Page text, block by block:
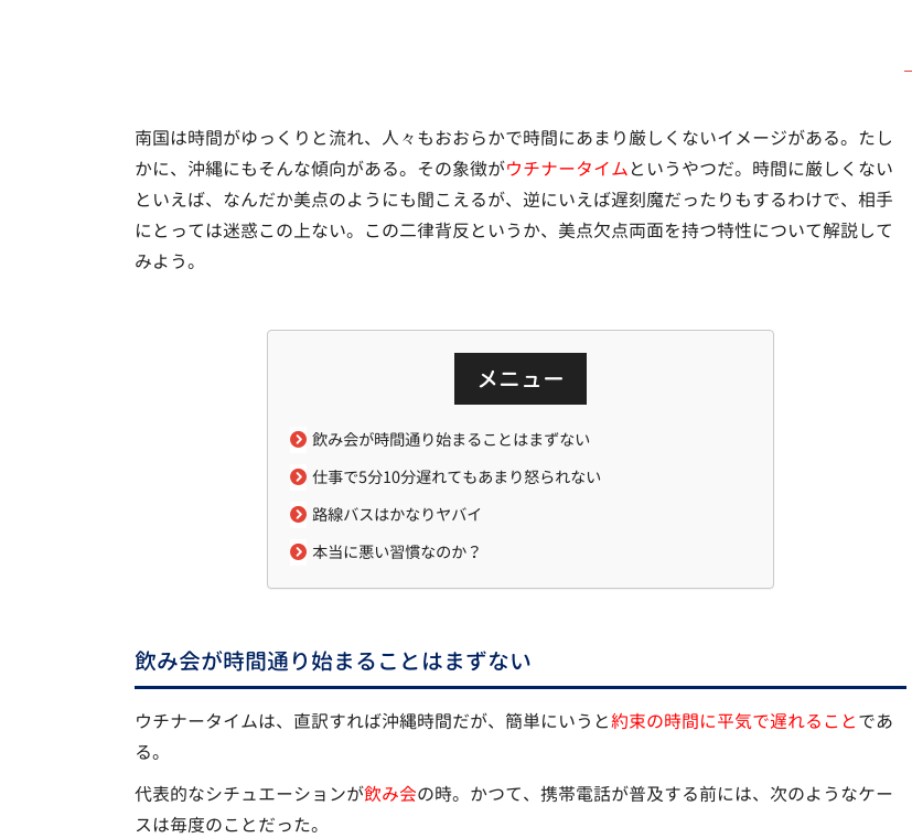
南国は時間がゆっくりと流れ、人々もおおらかで時間にあまり厳しくないイメージがある。たし
かに、沖縄にもそんな傾向がある。その象徴がウチナータイムというやつだ。時間に厳しくない
といえば、なんだか美点のようにも聞こえるが、逆にいえば遅刻魔だったりもするわけで、相手
にとっては迷惑この上ない。この二律背反というか、美点欠点両面を持つ特性について解説して
みよう。
メニュー
飲み会が時間通り始まることはまずない
仕事で5分10分遅れてもあまり怒られない
路線バスはかなりヤバイ
本当に悪い習慣なのか？
飲み会が時間通り始まることはまずない
ウチナータイムは、直訳すれば沖縄時間だが、簡単にいうと約束の時間に平気で遅れることであ
る。
代表的なシチュエーションが飲み会の時。かつて、携帯電話が普及する前には、次のようなケー
スは毎度のことだった。